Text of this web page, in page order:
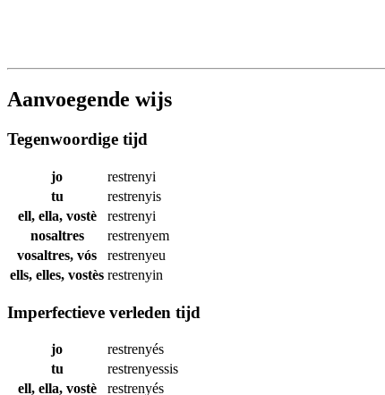
Aanvoegende wijs
Tegenwoordige tijd
jo
restrenyi
tu
restrenyis
ell, ella, vostè
restrenyi
nosaltres
restrenyem
vosaltres, vós
restrenyeu
ells, elles, vostès restrenyin
Imperfectieve verleden tijd
jo
restrenyés
tu
restrenyessis
ell, ella, vostè
restrenyés